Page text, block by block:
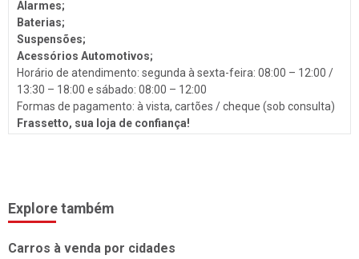
Auto Demolidoras
Troca de Óleo
Chaveiro
Reboques
Seguros
Estética e Higienização
Auto Vidros
Alarmes;
Baterias;
Suspensões;
Acessórios Automotivos;
Horário de atendimento: segunda à sexta-feira: 08:00 – 12:00 /
13:30 – 18:00 e sábado: 08:00 – 12:00
Formas de pagamento: à vista, cartões / cheque (sob consulta)
Frassetto, sua loja de confiança!
Explore também
Carros à venda por cidades